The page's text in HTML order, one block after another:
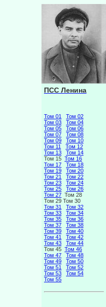
ПСС Ленина
Том 01
Том 02
Том 03
Том 04
Том 05
Том 06
Том 07
Том 08
Том 09
Том 10
Том 11
Том 12
Том 13
Том 14
Том 15 Том 16
Том 17
Том 18
Том 19
Том 20
Том 21
Том 22
Том 23
Том 24
Том 25
Том 26
Том 27 Том 28
Том 29 Том 30
Том 31
Том 32
Том 33
Том 34
Том 35
Том 36
Том 37
Том 38
Том 39
Том 40
Том 41
Том 42
Том 43
Том 44
Том 45 Том 46
Том 47
Том 48
Том 49
Том 50
Том 51
Том 52
Том 53
Том 54
Том 55